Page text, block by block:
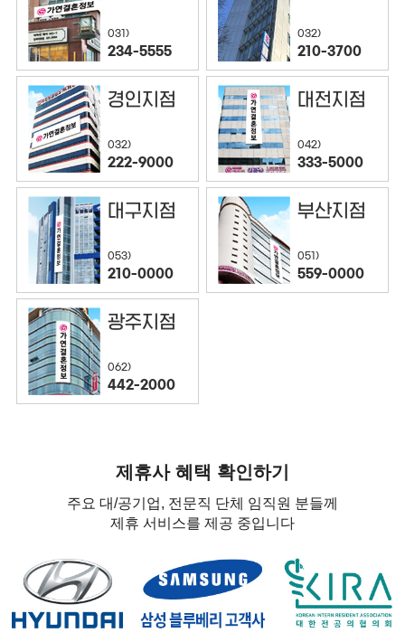
031)
234-5555
032)
210-3700
경인지점
032)
222-9000
대전지점
042)
333-5000
대구지점
053)
210-0000
부산지점
051)
559-0000
광주지점
062)
442-2000
제휴사 혜택 확인하기
주요 대/공기업, 전문직 단체 임직원 분들께
제휴 서비스를 제공 중입니다